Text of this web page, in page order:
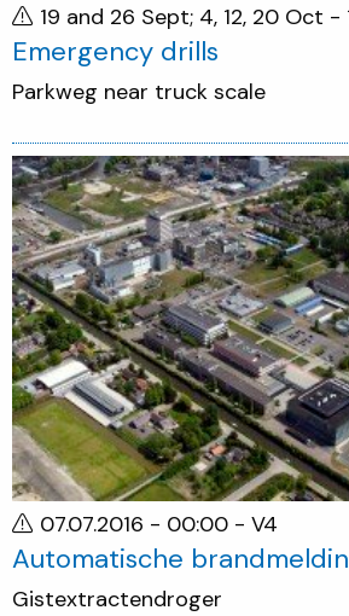
19 and 26 Sept; 4, 12, 20 Oct -
Emergency drills
Parkweg near truck scale
07.07.2016 - 00:00 - V4
Automatische
Gistextractendroger